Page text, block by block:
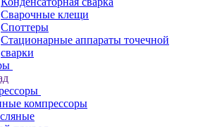
Сварочные клещи
Споттеры
Стационарные аппараты точечной
сварки
компрессоры